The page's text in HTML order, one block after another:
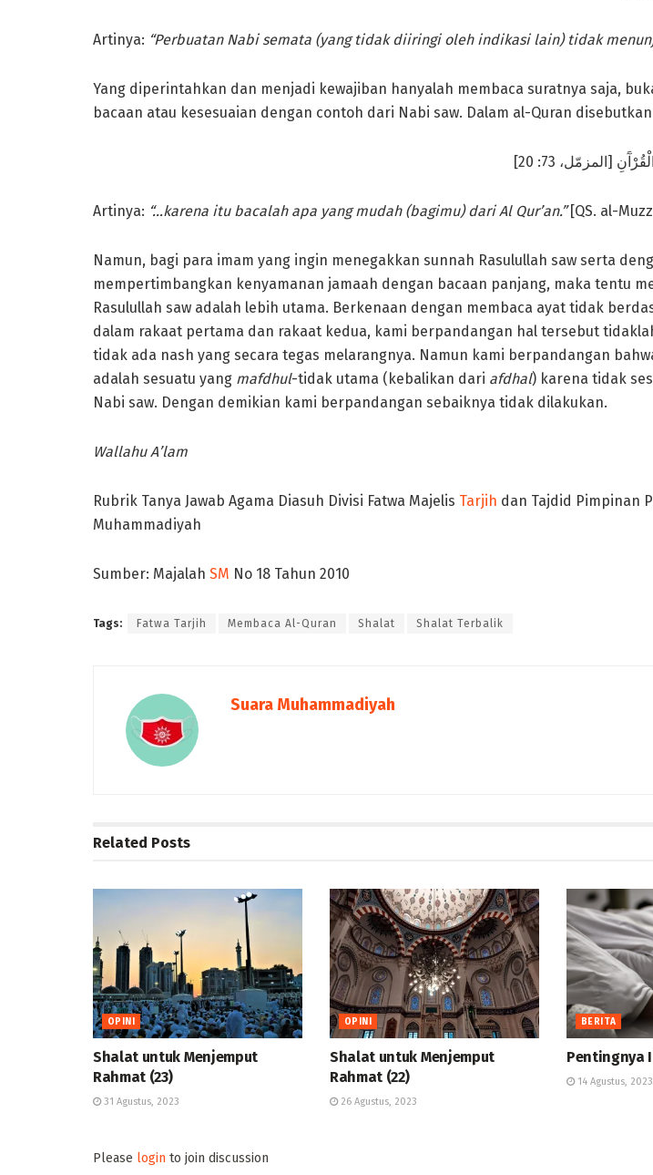
Artinya: “Perbuatan Nabi semata (yang tidak diiringi oleh indikasi lain) tidak
Yang diperintahkan dan menjadi kewajiban hanyalah membaca suratnya saja,
bacaan atau kesesuaian dengan contoh dari Nabi saw. Dalam al-Quran
[المزمّل، 73: 20]
Artinya: “…karena itu bacalah apa yang mudah (bagimu) dari Al Qur’an.”[QS. al-
Namun, bagi para imam yang ingin menegakkan sunnah Rasulullah saw serta
mempertimbangkan kenyamanan jamaah dengan bacaan panjang, maka tentu
Rasulullah saw adalah lebih utama. Berkenaan dengan membaca ayat tidak
dalam rakaat pertama dan rakaat kedua, kami berpandangan hal tersebut
tidak ada nash yang secara tegas melarangnya. Namun kami berpandangan
adalah sesuatu yang mafdhul-tidak utama (kebalikan dari afdhal) karena tidak
Nabi saw. Dengan demikian kami berpandangan sebaiknya tidak dilakukan.
Wallahu A’lam
Rubrik Tanya Jawab Agama Diasuh Divisi Fatwa Majelis Tarjih dan Tajdid Pimpinan
Muhammadiyah
Sumber: Majalah SM No 18 Tahun 2010
Tags: Fatwa Tarjih Membaca Al-Quran Shalat Shalat Terbalik
Suara Muhammadiyah
Related Posts
OPINI
Shalat untuk Menjemput
Rahmat (23)
31 Agustus, 2023
OPINI
Shalat untuk Menjemput
Rahmat (22)
26 Agustus, 2023
BERITA
Pentingnya
14 Agustus, 2023
Please login to join discussion